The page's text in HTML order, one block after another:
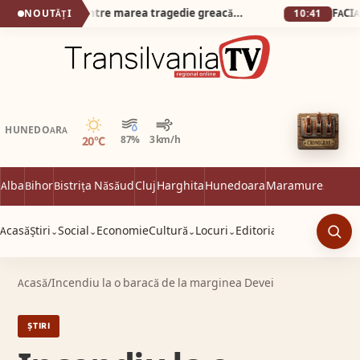
NOUTĂȚI O întâlnire inedită între marea tragedie greacă și muzica populară maramureșeană, interpretată live de Grupul IZA 10:41
HUNEDOARA
20°C 87% 3 km/h
Senin
AlbaBihorBistrița NăsăudClujHarghitaHunedoaraMaramureș
AcasăȘtiri ⌄Social ⌄ EconomieCultură ⌄ Locuri ⌄ Editorial
Acasă/Incendiu la o baracă de la marginea Devei
ȘTIRI